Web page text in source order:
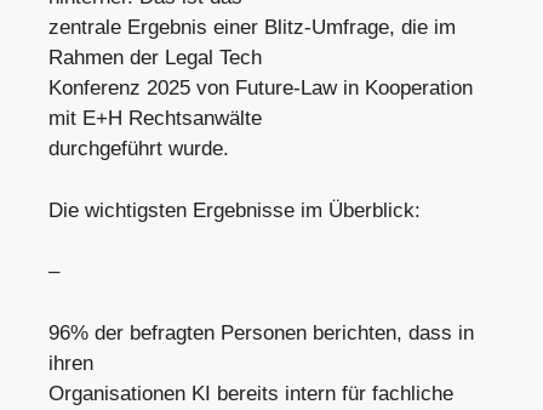
zentrale Ergebnis einer Blitz-Umfrage, die im
Rahmen der Legal Tech
Konferenz 2025 von Future-Law in Kooperation
mit E+H Rechtsanwälte
durchgeführt wurde.
Die wichtigsten Ergebnisse im Überblick:
–
96% der befragten Personen berichten, dass in
ihren
Organisationen KI bereits intern für fachliche